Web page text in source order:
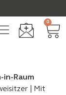
0
in-Raum
| Mit